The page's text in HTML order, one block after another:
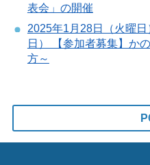
表会」の開催
2025年1月28日（火曜
日） 【参加者募集】か
方～